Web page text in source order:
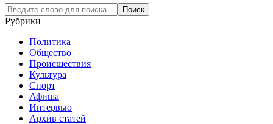
Рубрики
Политика
Общество
Проиcшествия
Культура
Спорт
Афиша
Интервью
Архив статей